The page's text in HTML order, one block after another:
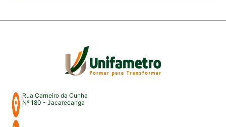
Rua Carneiro da Cunha
Nº 180 - Jacarecanga